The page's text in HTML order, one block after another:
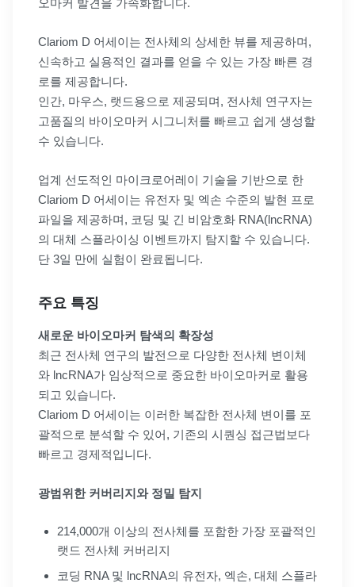
오마커 발견을 가속화합니다.
Clariom D 어세이는 전사체의 상세한 뷰를 제공하며,
신속하고 실용적인 결과를 얻을 수 있는 가장 빠른 경
로를 제공합니다.
인간, 마우스, 랫드용으로 제공되며, 전사체 연구자는
고품질의 바이오마커 시그니처를 빠르고 쉽게 생성할
수 있습니다.
업계 선도적인 마이크로어레이 기술을 기반으로 한
Clariom D 어세이는 유전자 및 엑손 수준의 발현 프로
파일을 제공하며, 코딩 및 긴 비암호화 RNA(lncRNA)
의 대체 스플라이싱 이벤트까지 탐지할 수 있습니다.
단 3일 만에 실험이 완료됩니다.
주요 특징
새로운 바이오마커 탐색의 확장성
최근 전사체 연구의 발전으로 다양한 전사체 변이체
와 lncRNA가 임상적으로 중요한 바이오마커로 활용
되고 있습니다.
Clariom D 어세이는 이러한 복잡한 전사체 변이를 포
괄적으로 분석할 수 있어, 기존의 시퀀싱 접근법보다
빠르고 경제적입니다.
광범위한 커버리지와 정밀 탐지
214,000개 이상의 전사체를 포함한 가장 포괄적인
랫드 전사체 커버리지
코딩 RNA 및 lncRNA의 유전자, 엑손, 대체 스플라